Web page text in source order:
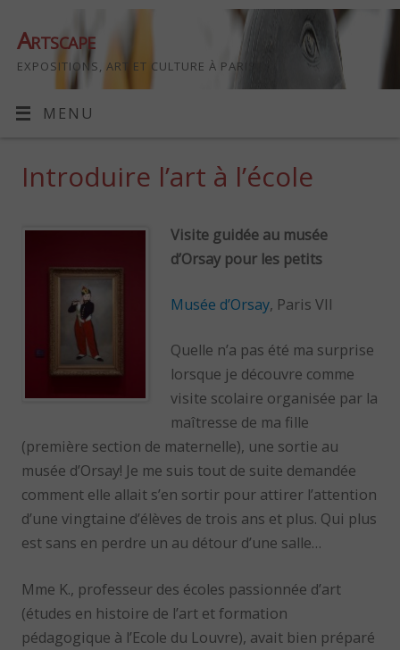
Artscape
EXPOSITIONS, ART ET CULTURE À PARIS
MENU
Introduire l’art à l’école
Visite guidée au musée
d’Orsay pour les petits
Musée d’Orsay, Paris VII
Quelle n’a pas été ma surprise
lorsque je découvre comme
visite scolaire organisée par la
maîtresse de ma fille
(première section de maternelle), une sortie au
musée d’Orsay! Je me suis tout de suite demandée
comment elle allait s’en sortir pour attirer l’attention
d’une vingtaine d’élèves de trois ans et plus. Qui plus
est sans en perdre un au détour d’une salle…
Mme K., professeur des écoles passionnée d’art
(études en histoire de l’art et formation
pédagogique à l’Ecole du Louvre), avait bien préparé